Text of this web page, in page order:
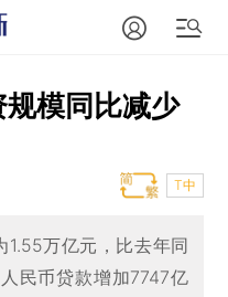
模同比减少
T中
万亿元，比去年同
民币贷款增加7747亿